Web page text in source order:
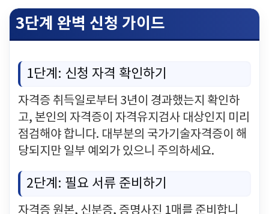
3단계 완벽 신청 가이드
1단계: 신청 자격 확인하기
자격증 취득일로부터 3년이 경과했는지 확인하
고, 본인의 자격증이 자격유지검사 대상인지 미리
점검해야 합니다. 대부분의 국가기술자격증이 해
당되지만 일부 예외가 있으니 주의하세요.
2단계: 필요 서류 준비하기
자격증 원본, 신분증, 증명사진 1매를 준비합니